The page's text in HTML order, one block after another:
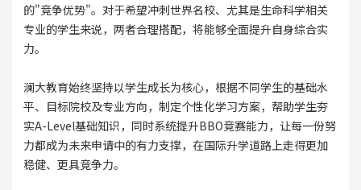
的"竞争优势"。对于希望冲刺世界名校、尤其是生命科学相关
专业的学生来说，两者合理搭配，将能够全面提升自身综合实
力。
澜大教育始终坚持以学生成长为核心，根据不同学生的基础水
平、目标院校及专业方向，制定个性化学习方案，帮助学生夯
实A-Level基础知识，同时系统提升BBO竞赛能力，让每一份努
力都成为未来申请中的有力支撑，在国际升学道路上走得更加
稳健、更具竞争力。